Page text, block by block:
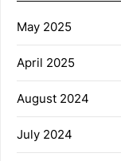
May 2025
April 2025
August 2024
July 2024